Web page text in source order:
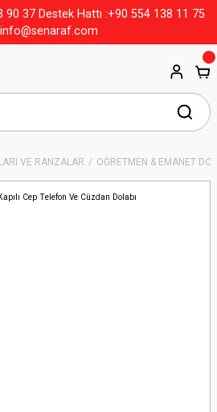
90 37Destek Hattı :+90 554 138 11 75
VE RANZALAR ÖĞRETMEN & EMANET